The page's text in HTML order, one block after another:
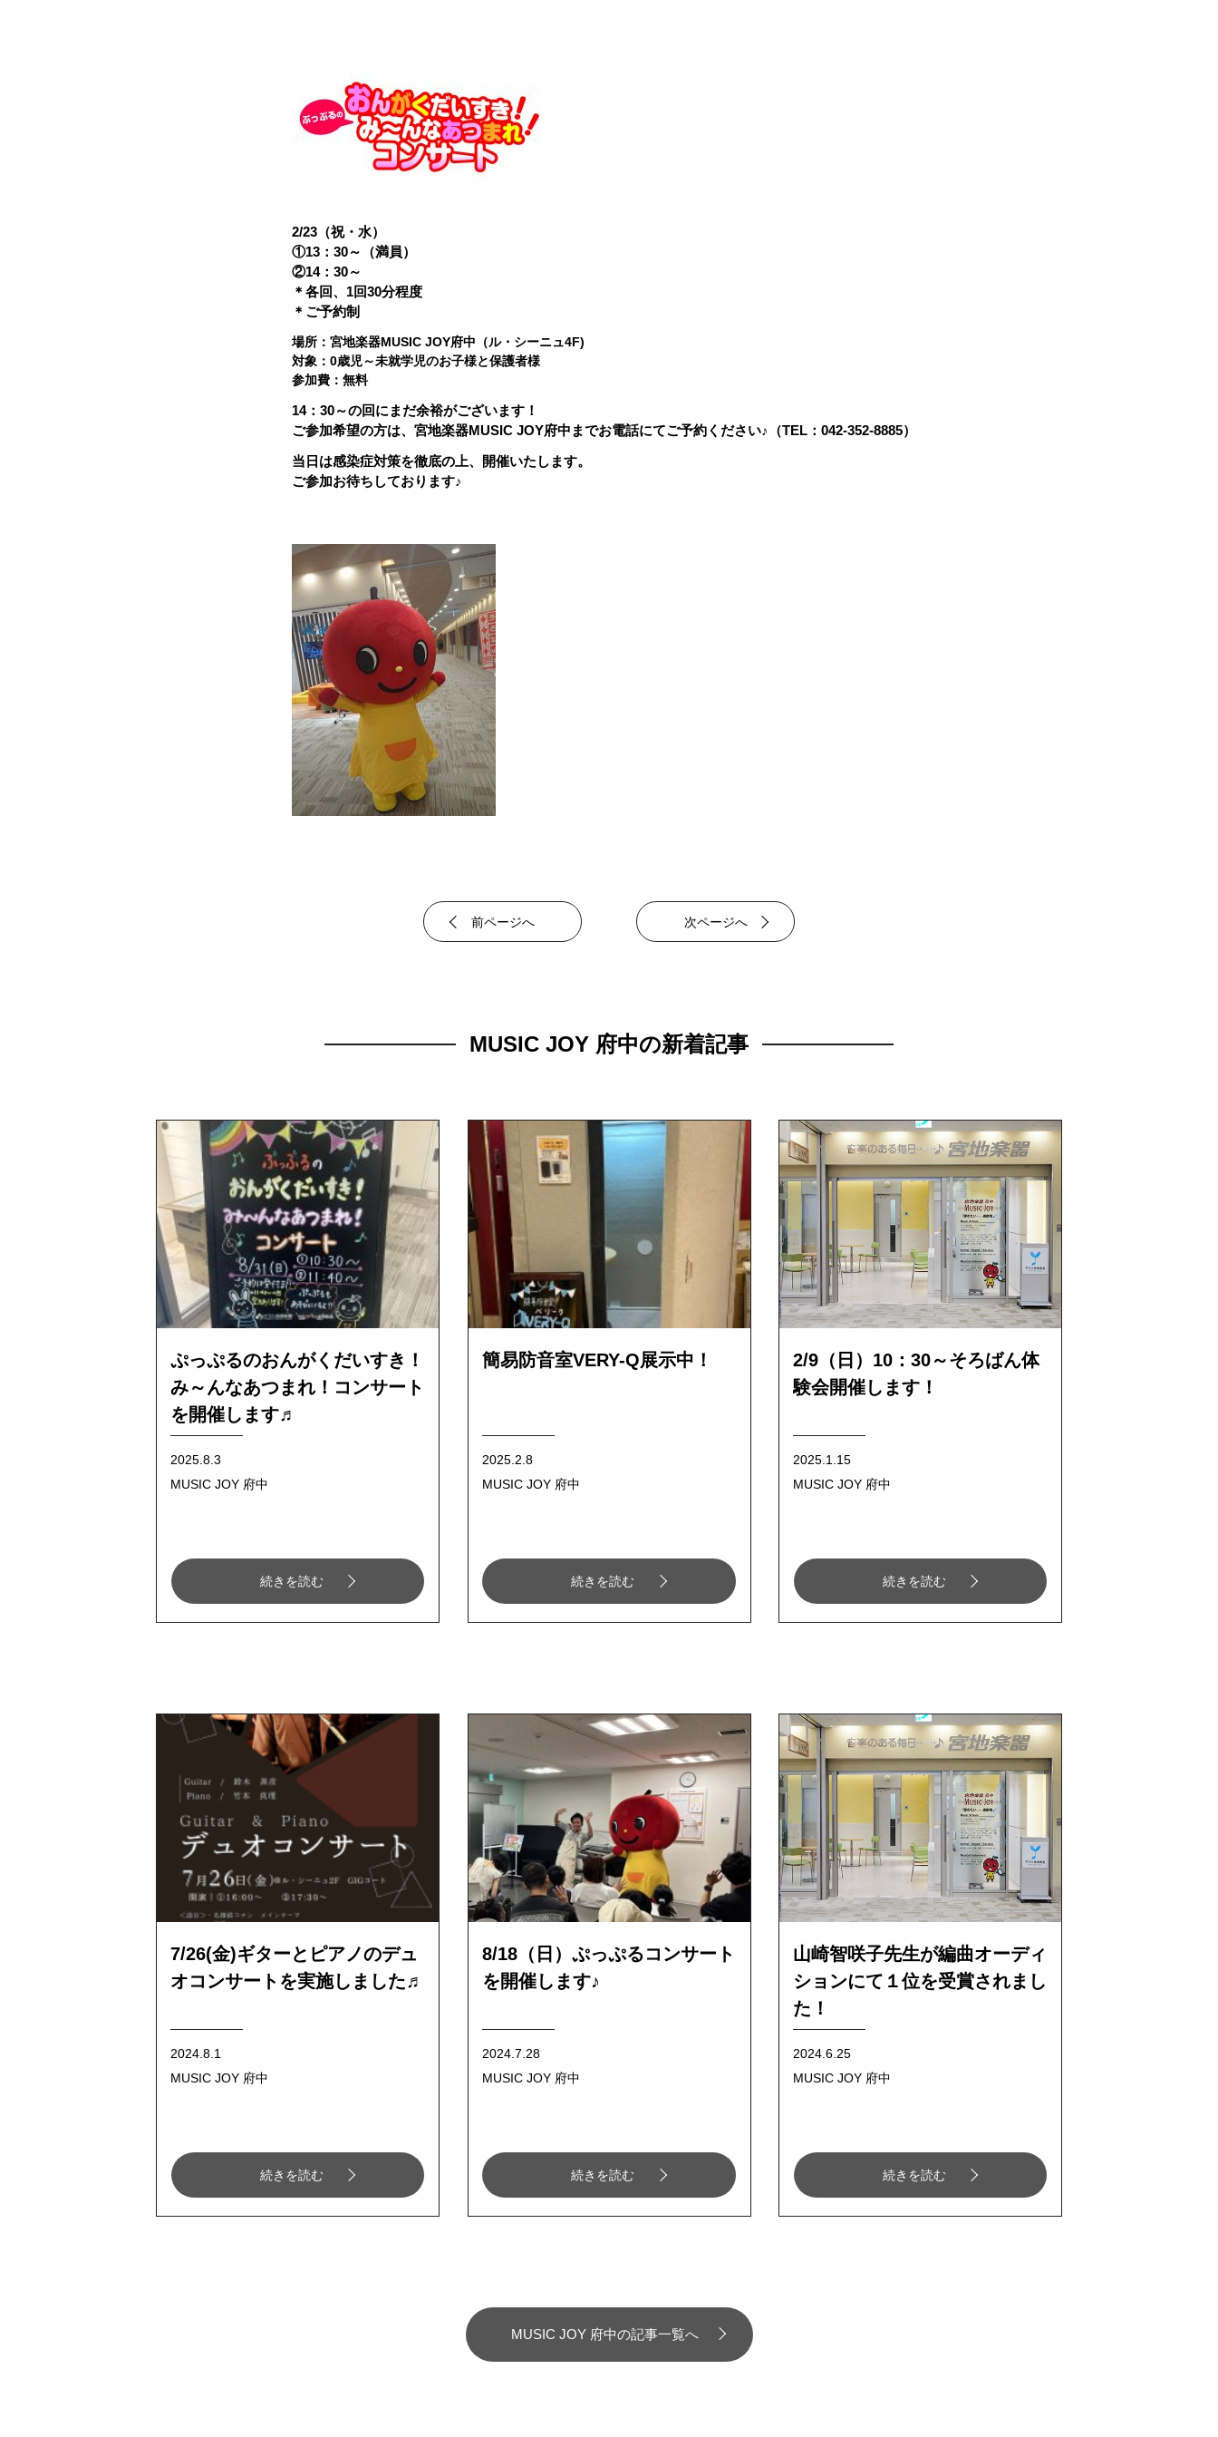
2/23（祝・水）
①13：30～（満員）
②14：30～
＊各回、1回30分程度
＊ご予約制
場所：宮地楽器MUSIC JOY府中（ル・シーニュ4F)
対象：0歳児～未就学児のお子様と保護者様
参加費：無料
14：30～の回にまだ余裕がございます！
ご参加希望の方は、宮地楽器MUSIC JOY府中までお電話にてご予約ください♪（TEL：042-352-8885）
当日は感染症対策を徹底の上、開催いたします。
ご参加お待ちしております♪
前ページへ 次ページへ
MUSIC JOY 府中の新着記事
ぷっぷるのおんがくだいすき！
み～んなあつまれ！コンサート
を開催します♬
2025.8.3
MUSIC JOY 府中
続きを読む
簡易防音室VERY-Q展示中！
2025.2.8
MUSIC JOY 府中
続きを読む
2/9（日）10：30～そろばん体
験会開催します！
2025.1.15
MUSIC JOY 府中
続きを読む
7/26(金)ギターとピアノのデュ
オコンサートを実施しました♬
2024.8.1
MUSIC JOY 府中
続きを読む
8/18（日）ぷっぷるコンサート
を開催します♪
2024.7.28
MUSIC JOY 府中
続きを読む
山崎智咲子先生が編曲オーディ
ションにて１位を受賞されまし
た！
2024.6.25
MUSIC JOY 府中
続きを読む
MUSIC JOY 府中の記事一覧へ